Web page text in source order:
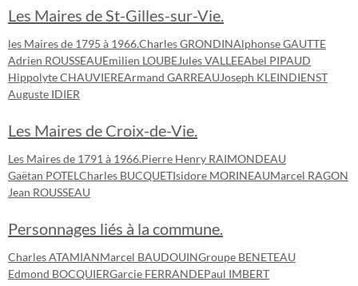
Les Maires de St-Gilles-sur-Vie.
les Maires de 1795 à 1966.Charles GRONDINAlphonse GAUTTE
Adrien ROUSSEAUEmilien LOUBEJules VALLEEAbel PIPAUD
Hippolyte CHAUVIEREArmand GARREAUJoseph KLEINDIENST
Auguste IDIER
Les Maires de Croix-de-Vie.
Les Maires de 1791 à 1966.Pierre Henry RAIMONDEAU
Gaëtan POTEL Charles BUCQUETIsidore MORINEAUMarcel RAGON
Jean ROUSSEAU
Personnages liés à la commune.
Charles ATAMIANMarcel BAUDOUINGroupe BENETEAU
Edmond BOCQUIERGarcie FERRANDEPaul IMBERT